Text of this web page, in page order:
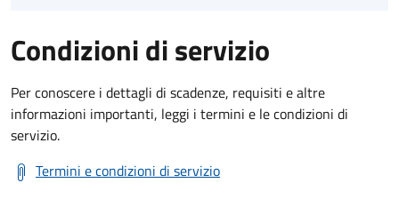
Condizioni di servizio
Per conoscere i dettagli di scadenze, requisiti e altre
informazioni importanti, leggi i termini e le condizioni di
servizio.
Termini e condizioni di servizio